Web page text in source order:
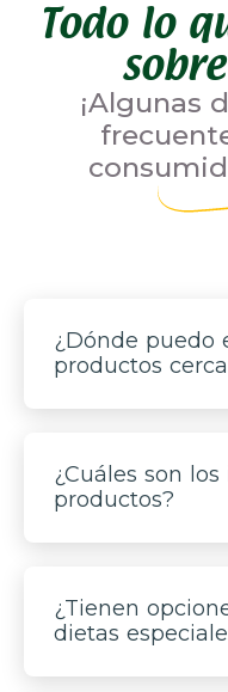
Todo lo
¡Algunas
¿Dónde puedo
productos
¿Cuáles son
productos?
¿Tienen
dietas